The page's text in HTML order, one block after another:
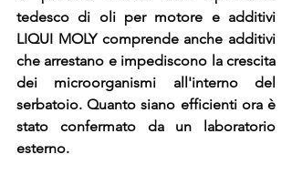
tedesco di oli per motore e additivi
LIQUI MOLY comprende anche additivi
che arrestano e impediscono la crescita
dei microorganismi all'interno del
serbatoio. Quanto siano efficienti ora è
stato confermato da un laboratorio
esterno.